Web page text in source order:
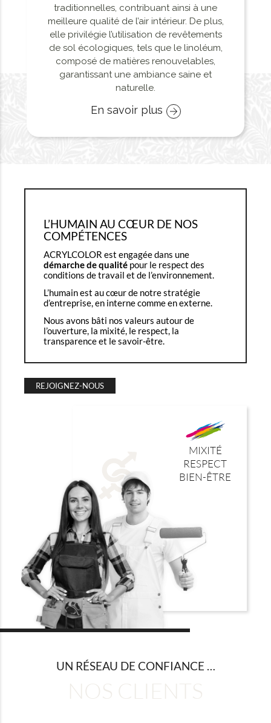
traditionnelles, contribuant ainsi à une
meilleure qualité de l’air intérieur. De plus,
elle privilégie l’utilisation de revêtements
de sol écologiques, tels que le linoléum,
composé de matières renouvelables,
garantissant une ambiance saine et
naturelle.
En savoir plus
L’HUMAIN AU CŒUR DE NOS
COMPÉTENCES
ACRYLCOLOR est engagée dans une
démarche de qualité pour le respect des
conditions de travail et de l’environnement.
L’humain est au cœur de notre stratégie
d’entreprise, en interne comme en externe.
Nous avons bâti nos valeurs autour de
l’ouverture, la mixité, le respect, la
transparence et le savoir-être.
REJOIGNEZ-NOUS
MIXITÉ
RESPECT
BIEN-ÊTRE
UN RÉSEAU DE CONFIANCE …
NOS CLIENTS